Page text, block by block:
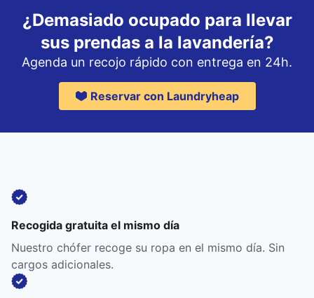
¿Demasiado ocupado para llevar
sus prendas a la lavandería?
Agenda un recojo rápido con entrega en 24h.
Reservar con Laundryheap
Recogida gratuita el mismo día
Nuestro chófer recoge su ropa en el mismo día. Sin
cargos adicionales.